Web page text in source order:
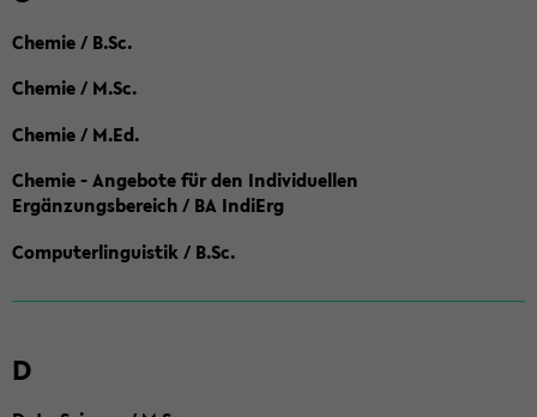
Chemie / B.Sc.
Chemie / M.Sc.
Chemie / M.Ed.
Chemie - Angebote für den Individuellen
Ergänzungsbereich / BA IndiErg
Computerlinguistik / B.Sc.
D